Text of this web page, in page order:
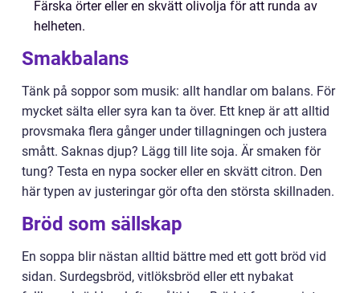
Färska örter eller en skvätt olivolja för att runda av
helheten.
Smakbalans
Tänk på soppor som musik: allt handlar om balans. För
mycket sälta eller syra kan ta över. Ett knep är att alltid
provsmaka flera gånger under tillagningen och justera
smått. Saknas djup? Lägg till lite soja. Är smaken för
tung? Testa en nypa socker eller en skvätt citron. Den
här typen av justeringar gör ofta den största skillnaden.
Bröd som sällskap
En soppa blir nästan alltid bättre med ett gott bröd vid
sidan. Surdegsbröd, vitlöksbröd eller ett nybakat